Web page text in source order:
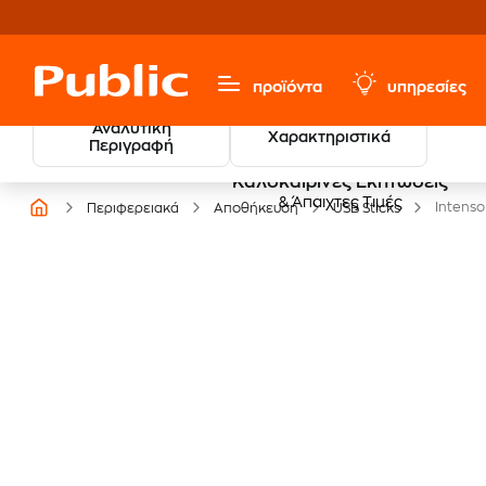
προϊόντα υπηρεσίες
Αναλυτική
Περιγραφή
Χαρακτηριστικά
Καλοκαιρινές Εκπτώσεις
& Άπαιχτες Τιμές
Περιφερειακά Αποθήκευση USB Sticks